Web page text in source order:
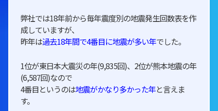
弊社では18年前から毎年震度別の地震発生回数表を作
成していますが、
昨年は過去18年間で4番目に地震が多い年でした。
1位が東日本大震災の年(9,835回)、2位が熊本地震の年
(6,587回)なので
4番目というのは地震がかなり多かった年と言えま
す。